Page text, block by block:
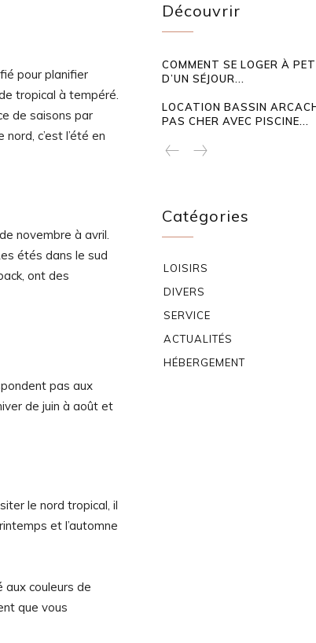
pour planifier
tropical à tempéré.
de saisons par
c’est l’été en
novembre à avril.
étés dans le sud
ont des
pas aux
de juin à août et
le nord tropical, il
et l’automne
aux couleurs de
que vous
Découvrir
COMMENT SE LOGER À
D’UN SÉJOUR...
LOCATION BASSIN
PAS CHER AVEC PISCINE...
Catégories
LOISIRS
DIVERS
SERVICE
ACTUALITÉS
HÉBERGEMENT